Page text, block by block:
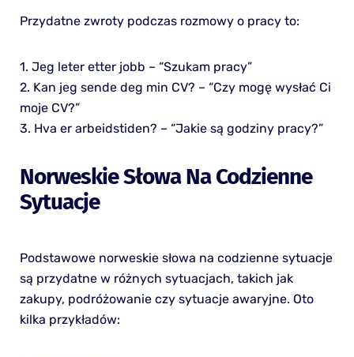
Przydatne zwroty podczas rozmowy o pracy to:
1. Jeg leter etter jobb – “Szukam pracy”
2. Kan jeg sende deg min CV? – “Czy mogę wysłać Ci
moje CV?”
3. Hva er arbeidstiden? – “Jakie są godziny pracy?”
Norweskie Słowa Na Codzienne
Sytuacje
Podstawowe norweskie słowa na codzienne sytuacje
są przydatne w różnych sytuacjach, takich jak
zakupy, podróżowanie czy sytuacje awaryjne. Oto
kilka przykładów: